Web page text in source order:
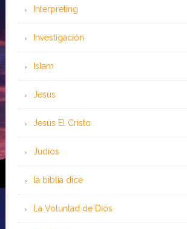
Interpreting
Investigación
Islam
Jesús
Jesús El Cristo
Judíos
la biblia dice
La Voluntad de Dios